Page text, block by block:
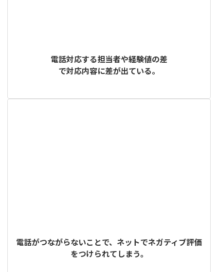
電話対応する担当者や経験値の差
で対応内容に差が出ている。
電話がつながらないことで、ネットでネガティブ評価
をつけられてしまう。